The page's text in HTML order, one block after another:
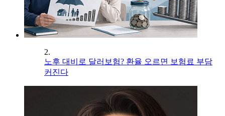
2.
노후 대비로 달러보험? 환율 오르면 보험료 부담
커진다